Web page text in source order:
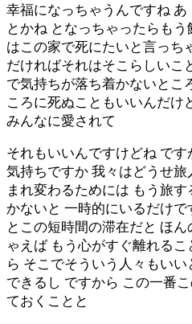
幸福になっちゃうんですね
とかね となっちゃったらも
はこの家で死にたいと言っち
だければそれはそこらしいこ
で気持ちが落ち着かないとこ
ころに死ぬこともいいんだけ
みんなに愛されて
それもいいんですけどね で
気持ちですか 我々はどうせ
まれ変わるためには もう旅
かないと 一時的にいるだけ
とこの短時間の滞在だと ほ
ゃえば もう心がすぐ離れる
ら そこでそういう人々もい
できるし ですから この一番
ておくことと